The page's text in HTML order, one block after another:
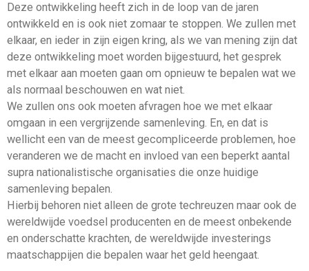
Deze ontwikkeling heeft zich in de loop van de jaren
ontwikkeld en is ook niet zomaar te stoppen. We zullen met
elkaar, en ieder in zijn eigen kring, als we van mening zijn dat
deze ontwikkeling moet worden bijgestuurd, het gesprek
met elkaar aan moeten gaan om opnieuw te bepalen wat we
als normaal beschouwen en wat niet.
We zullen ons ook moeten afvragen hoe we met elkaar
omgaan in een vergrijzende samenleving. En, en dat is
wellicht een van de meest gecompliceerde problemen, hoe
veranderen we de macht en invloed van een beperkt aantal
supra nationalistische organisaties die onze huidige
samenleving bepalen.
Hierbij behoren niet alleen de grote techreuzen maar ook de
wereldwijde voedsel producenten en de meest onbekende
en onderschatte krachten, de wereldwijde investerings
maatschappijen die bepalen waar het geld heengaat.